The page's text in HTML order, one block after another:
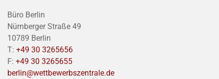
Büro Berlin
Nürnberger Straße 49
10789 Berlin
T: +49 30 3265656
F: +49 30 3265655
berlin@wettbewerbszentrale.de